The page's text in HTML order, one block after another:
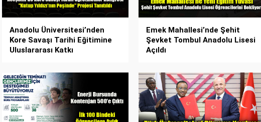
Anadolu Üniversitesi’nden
Kore Savaşı Tarihi Eğitimine
Uluslararası Katkı
Emek Mahallesi’nde Şehit
Şevket Tombul Anadolu Lisesi
Açıldı